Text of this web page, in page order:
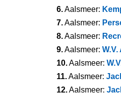
6.Aalsmeer:
7.Aalsmeer:
8.Aalsmeer:
9.Aalsmeer:
10.Aalsmeer:
11.Aalsmeer:
12.Aalsmeer: